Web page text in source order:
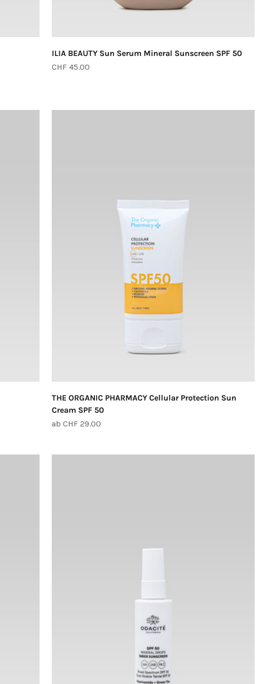
ILIA BEAUTY Sun Serum Mineral Sunscreen SPF 50
Angebot
CHF 45.00
THE ORGANIC PHARMACY Cellular Protection Sun
Cream SPF 50
Angebot
ab CHF 29.00